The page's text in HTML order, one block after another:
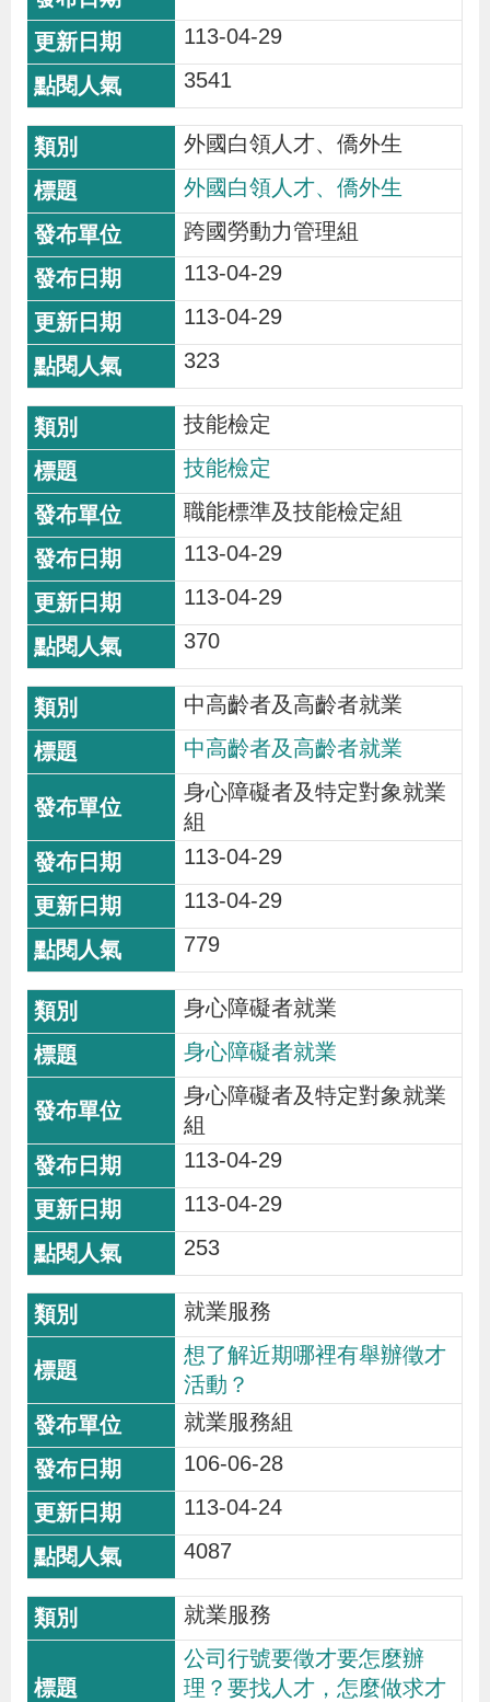
113-04-29
3541
外國白領人才、僑外生
外國白領人才、僑外生
跨國勞動力管理組
113-04-29
113-04-29
323
技能檢定
技能檢定
職能標準及技能檢定組
113-04-29
113-04-29
370
中高齡者及高齡者就業
中高齡者及高齡者就業
身心障礙者及特定對象就業
組
113-04-29
113-04-29
779
身心障礙者就業
身心障礙者就業
身心障礙者及特定對象就業
組
113-04-29
113-04-29
253
就業服務
想了解近期哪裡有舉辦徵才
活動？
就業服務組
106-06-28
113-04-24
4087
就業服務
公司行號要徵才要怎麼辦
理？要找人才，怎麼做求才